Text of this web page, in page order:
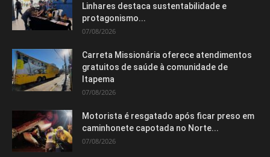
Linhares destaca sustentabilidade e
protagonismo...
07/08/2026
Carreta Missionária oferece atendimentos
gratuitos de saúde à comunidade de
Itapema
07/08/2026
Motorista é resgatado após ficar preso em
caminhonete capotada no Norte...
07/08/2026